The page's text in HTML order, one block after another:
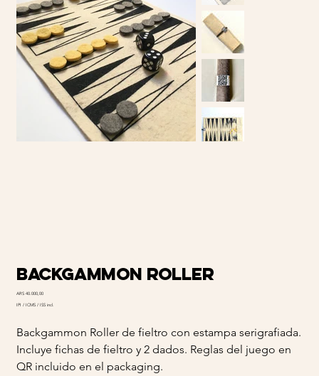
BACKGAMMON ROLLER
Preço
ARS 40.000,00
IPI / ICMS / ISS incl.
Backgammon Roller de fieltro con estampa serigrafiada.
Incluye fichas de fieltro y 2 dados. Reglas del juego en
QR incluido en el packaging.